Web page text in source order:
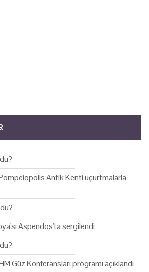
Antik Kenti uçurtmalarla
Aspendos'ta sergilendi
Güz Konferansları programı açıklandı